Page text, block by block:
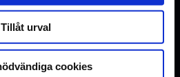
Tillåt urval
cookies
Barnvagnsbio